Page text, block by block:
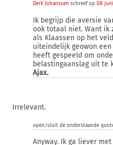
Derk Johanssen schreef op 08 juni
Ik begrijp die aversie
ook totaal niet. Want ik
als Klaassen op het
uiteindelijk geowon
heeft gespeeld om
belastingaanslag uit te
Ajax.
Irrelevant.
open/sluit de onderstaande
Anyway. Ik ga liever